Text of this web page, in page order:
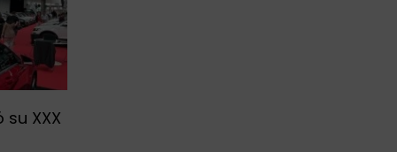
XXX